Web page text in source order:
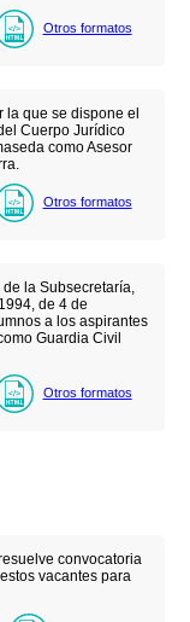
Otros formatos
la que se dispone el
Cuerpo Jurídico
como Asesor
Otros formatos
la Subsecretaría,
de 4 de
a los aspirantes
Guardia Civil
Otros formatos
convocatoria
vacantes para